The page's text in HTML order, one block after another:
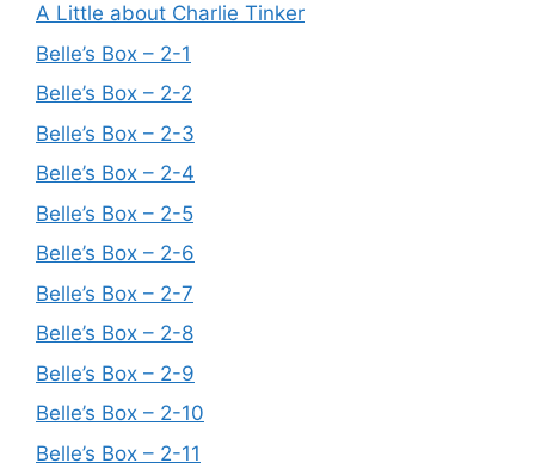
A Little about Charlie Tinker
Belle’s Box – 2-1
Belle’s Box – 2-2
Belle’s Box – 2-3
Belle’s Box – 2-4
Belle’s Box – 2-5
Belle’s Box – 2-6
Belle’s Box – 2-7
Belle’s Box – 2-8
Belle’s Box – 2-9
Belle’s Box – 2-10
Belle’s Box – 2-11